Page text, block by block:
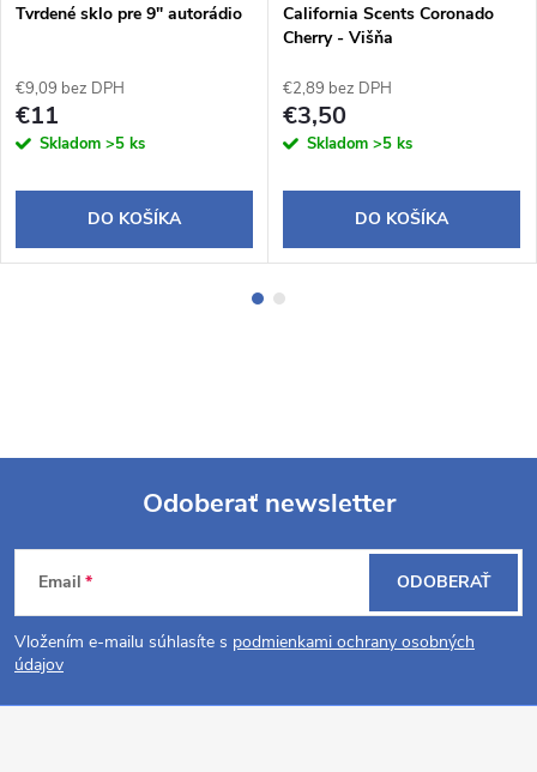
Tvrdené sklo pre 9" autorádio
€9,09 bez DPH
€11
Skladom >5 ks
DO KOŠÍKA
California Scents Coronado
Cherry - Višňa
€2,89 bez DPH
€3,50
Skladom >5 ks
DO KOŠÍKA
Z
á
p
Odoberať newsletter
Email
Vložením e-mailu súhlasíte s podmienkami ochrany osobných
údajov
ODOBERAŤ